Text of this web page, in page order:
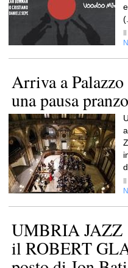
Arriva a
una pausa
UMBRIA JAZZ
il ROBERT